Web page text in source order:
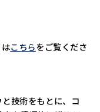
こちらをご覧くださ
技術をもとに、コ